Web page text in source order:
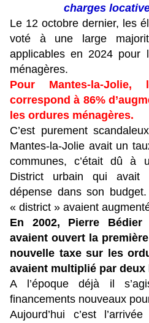
charges
Le 12 octobre dernier, les
voté à une large
applicables en 2024 pour
ménagères.
Pour Mantes-la-
correspond à 86%
les ordures ménagères.
C’est purement
Mantes-la-Jolie avait un
communes, c’était dû à
District urbain qui
dépense dans son
« district » avaient
En 2002, Pierre
avaient ouvert la
nouvelle taxe sur les
avaient multiplié par deux
A l’époque déjà il
financements nouveaux
Aujourd’hui c’est